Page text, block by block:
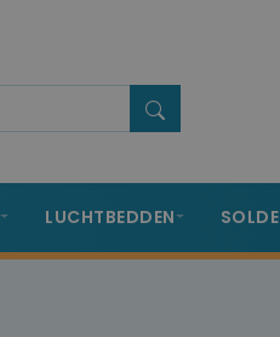
LUCHTBEDDEN